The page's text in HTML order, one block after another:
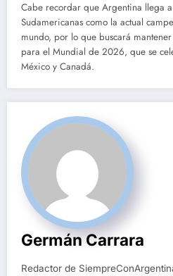
Cabe recordar que Argentina llega
Sudamericanas como la actual
mundo, por lo que buscará
para el Mundial de 2026, que se
México y Canadá.
Germán Carrara
Redactor de